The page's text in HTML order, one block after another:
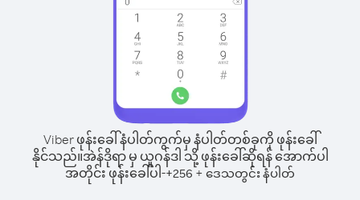
Viber ဖုန်းခေါ်နံပါတ်ကွက်မှ နံပါတ်တစ်ခုကို ဖုန်းခေါ်
နိုင်သည်။အဲန်ဒိုရာ မှ ယူဂန်ဒါ သို့ ဖုန်းခေါ်ဆိုရန် အောက်ပါ
အတိုင်း ဖုန်းခေါ်ပါ-+256+ဒေသတွင်း နံပါတ်